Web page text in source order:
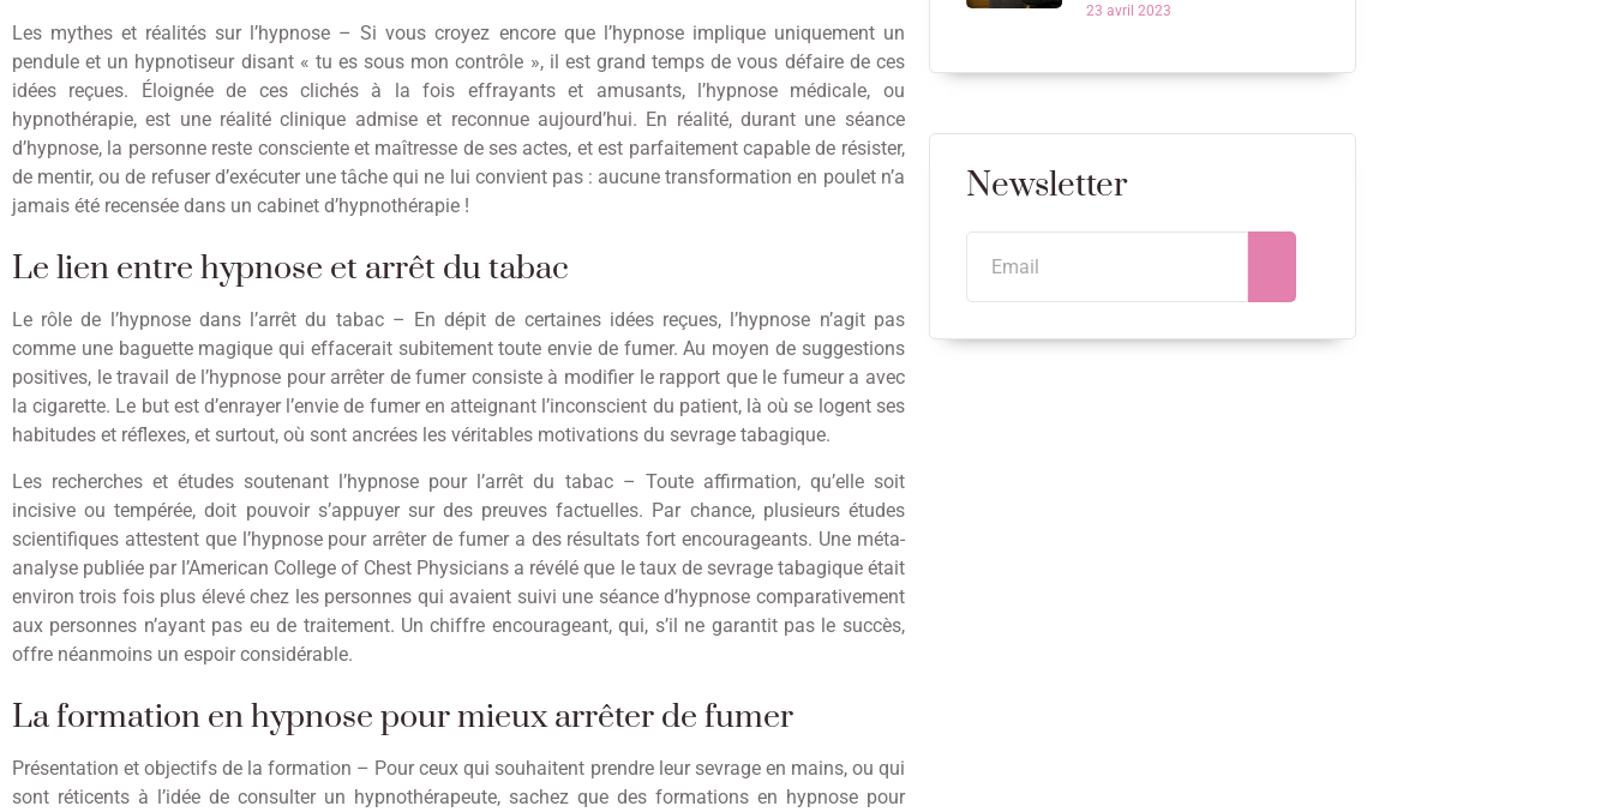
Les mythes et réalités sur l’hypnose – Si vous croyez encore que l’hypnose implique uniquement un
pendule et un hypnotiseur disant « tu es sous mon contrôle », il est grand temps de vous défaire de ces
idées reçues. Éloignée de ces clichés à la fois effrayants et amusants, l’hypnose médicale, ou
hypnothérapie, est une réalité clinique admise et reconnue aujourd’hui. En réalité, durant une séance
d’hypnose, la personne reste consciente et maîtresse de ses actes, et est parfaitement capable de résister,
de mentir, ou de refuser d’exécuter une tâche qui ne lui convient pas : aucune transformation en poulet n’a
jamais été recensée dans un cabinet d’hypnothérapie !
Le lien entre hypnose et arrêt du tabac
Le rôle de l’hypnose dans l’arrêt du tabac – En dépit de certaines idées reçues, l’hypnose n’agit pas
comme une baguette magique qui effacerait subitement toute envie de fumer. Au moyen de suggestions
positives, le travail de l’hypnose pour arrêter de fumer consiste à modifier le rapport que le fumeur a avec
la cigarette. Le but est d’enrayer l’envie de fumer en atteignant l’inconscient du patient, là où se logent ses
habitudes et réflexes, et surtout, où sont ancrées les véritables motivations du sevrage tabagique.
Les recherches et études soutenant l’hypnose pour l’arrêt du tabac – Toute affirmation, qu’elle soit
incisive ou tempérée, doit pouvoir s’appuyer sur des preuves factuelles. Par chance, plusieurs études
scientifiques attestent que l’hypnose pour arrêter de fumer a des résultats fort encourageants. Une méta-
analyse publiée par l’American College of Chest Physicians a révélé que le taux de sevrage tabagique était
environ trois fois plus élevé chez les personnes qui avaient suivi une séance d’hypnose comparativement
aux personnes n’ayant pas eu de traitement. Un chiffre encourageant, qui, s’il ne garantit pas le succès,
offre néanmoins un espoir considérable.
La formation en hypnose pour mieux arrêter de fumer
Présentation et objectifs de la formation – Pour ceux qui souhaitent prendre leur sevrage en mains, ou qui
sont réticents à l’idée de consulter un hypnothérapeute, sachez que des formations en hypnose pour
23 avril 2023
Newsletter